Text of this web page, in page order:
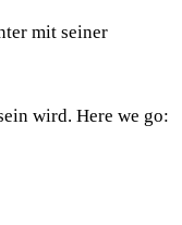
mit seiner
wird. Here we go: